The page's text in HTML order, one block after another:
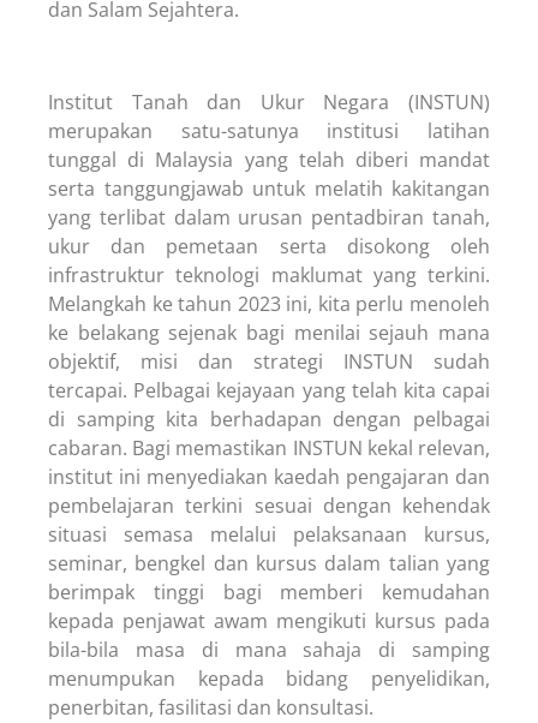
dan Salam Sejahtera.
Institut Tanah dan Ukur Negara (INSTUN)
merupakan satu-satunya institusi latihan
tunggal di Malaysia yang telah diberi mandat
serta tanggungjawab untuk melatih kakitangan
yang terlibat dalam urusan pentadbiran tanah,
ukur dan pemetaan serta disokong oleh
infrastruktur teknologi maklumat yang terkini.
Melangkah ke tahun 2023 ini, kita perlu menoleh
ke belakang sejenak bagi menilai sejauh mana
objektif, misi dan strategi INSTUN sudah
tercapai. Pelbagai kejayaan yang telah kita capai
di samping kita berhadapan dengan pelbagai
cabaran. Bagi memastikan INSTUN kekal relevan,
institut ini menyediakan kaedah pengajaran dan
pembelajaran terkini sesuai dengan kehendak
situasi semasa melalui pelaksanaan kursus,
seminar, bengkel dan kursus dalam talian yang
berimpak tinggi bagi memberi kemudahan
kepada penjawat awam mengikuti kursus pada
bila-bila masa di mana sahaja di samping
menumpukan kepada bidang penyelidikan,
penerbitan, fasilitasi dan konsultasi.